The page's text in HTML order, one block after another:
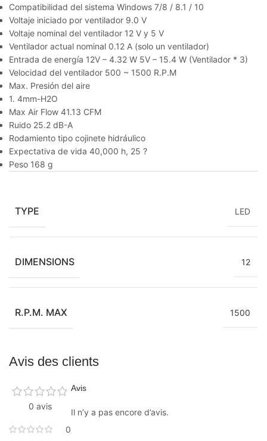
Compatibilidad del sistema Windows 7/8 / 8.1 / 10
Voltaje iniciado por ventilador 9.0 V
Voltaje nominal del ventilador 12 V y 5 V
Ventilador actual nominal 0.12 A (solo un ventilador)
Entrada de energía 12V – 4.32 W 5V – 15.4 W (Ventilador * 3)
Velocidad del ventilador 500 ~ 1500 R.P.M
Max. Presión del aire
1. 4mm-H2O
Max Air Flow 41.13 CFM
Ruido 25.2 dB-A
Rodamiento tipo cojinete hidráulico
Expectativa de vida 40,000 h, 25 ?
Peso 168 g
TYPE LED
DIMENSIONS 12
R.P.M. MAX 1500
Avis des clients
0 avis
0
Avis
Il n’y a pas encore d’avis.